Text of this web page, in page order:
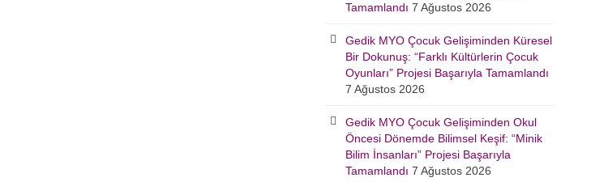
Tamamlandı 7 Ağustos 2026
Gedik MYO Çocuk Gelişiminden Küresel
Bir Dokunuş: “Farklı Kültürlerin Çocuk
Oyunları” Projesi Başarıyla Tamamlandı
7 Ağustos 2026
Gedik MYO Çocuk Gelişiminden Okul
Öncesi Dönemde Bilimsel Keşif: “Minik
Bilim İnsanları” Projesi Başarıyla
Tamamlandı 7 Ağustos 2026